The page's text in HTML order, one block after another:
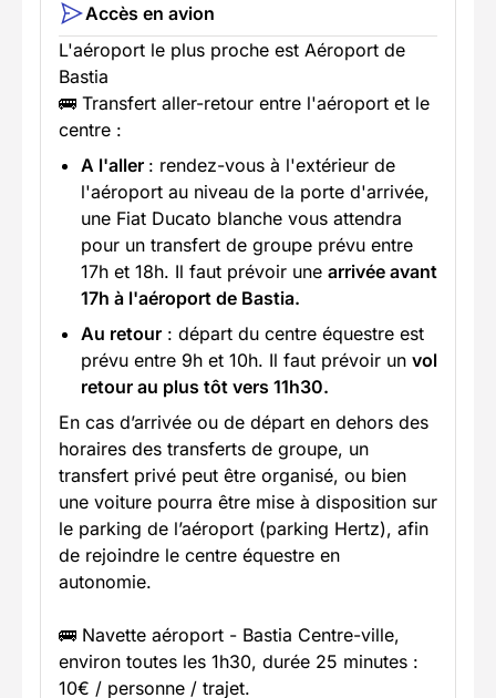
Accès en avion
L'aéroport le plus proche est Aéroport de
Bastia
🚌 Transfert aller-retour entre l'aéroport et le
centre :
A l'aller : rendez-vous à l'extérieur de
l'aéroport au niveau de la porte d'arrivée,
une Fiat Ducato blanche vous attendra
pour un transfert de groupe prévu entre
17h et 18h. Il faut prévoir une arrivée avant
17h à l'aéroport de Bastia.
Au retour : départ du centre équestre est
prévu entre 9h et 10h. Il faut prévoir un vol
retour au plus tôt vers 11h30.
En cas d’arrivée ou de départ en dehors des
horaires des transferts de groupe, un
transfert privé peut être organisé, ou bien
une voiture pourra être mise à disposition sur
le parking de l’aéroport (parking Hertz), afin
de rejoindre le centre équestre en
autonomie.
🚌 Navette aéroport - Bastia Centre-ville,
environ toutes les 1h30, durée 25 minutes :
10€ / personne / trajet.